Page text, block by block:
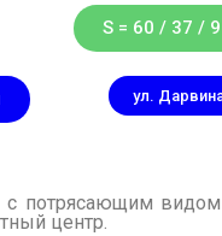
S = 60 / 37 / 9
ул.
с потрясающим
центр.